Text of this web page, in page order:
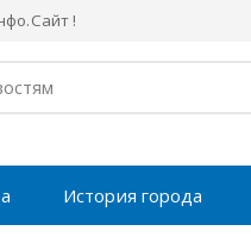
!
История города